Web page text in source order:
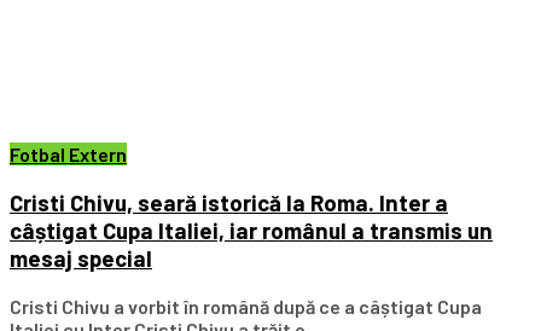
Fotbal Extern
Cristi Chivu, seară istorică la Roma. Inter a
câștigat Cupa Italiei, iar românul a transmis un
mesaj special
Cristi Chivu a vorbit în română după ce a câștigat Cupa